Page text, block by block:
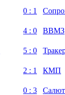
0 : 1
4 : 0
ВВМЗ
5 : 0
2 : 1
КМП
0 : 3